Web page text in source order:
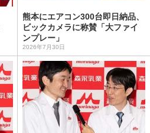
熊本にエアコン300台即日納品、
ビックカメラに称賛「大ファイ
ンプレー」
2026年7月30日